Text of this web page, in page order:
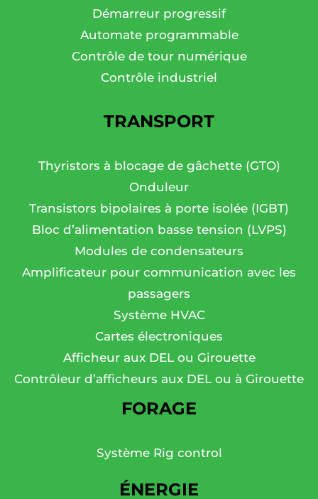
Démarreur progressif
Automate programmable
Contrôle de tour numérique
Contrôle industriel
TRANSPORT
Thyristors à blocage de gâchette (GTO)
Onduleur
Transistors bipolaires à porte isolée (IGBT)
Bloc d’alimentation basse tension (LVPS)
Modules de condensateurs
Amplificateur pour communication avec les
passagers
Système HVAC
Cartes électroniques
Afficheur aux DEL ou Girouette
Contrôleur d’afficheurs aux DEL ou à Girouette
FORAGE
Système Rig control
ÉNERGIE